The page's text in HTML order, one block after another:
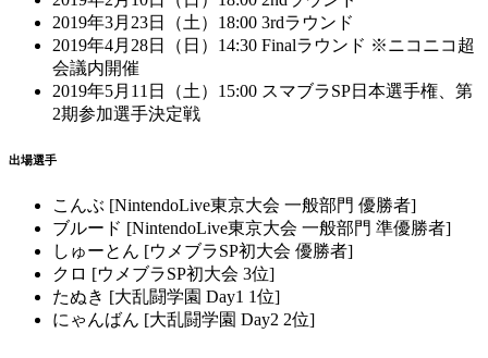
2019年3月23日（土）18:00 3rdラウンド
2019年4月28日（日）14:30 Finalラウンド ※ニコニコ超
会議内開催
2019年5月11日（土）15:00 スマブラSP日本選手権、第
2期参加選手決定戦
出場選手
こんぶ [NintendoLive東京大会 一般部門 優勝者]
ブルード [NintendoLive東京大会 一般部門 準優勝者]
しゅーとん [ウメブラSP初大会 優勝者]
クロ [ウメブラSP初大会 3位]
たぬき [大乱闘学園 Day1 1位]
にゃんばん [大乱闘学園 Day2 2位]